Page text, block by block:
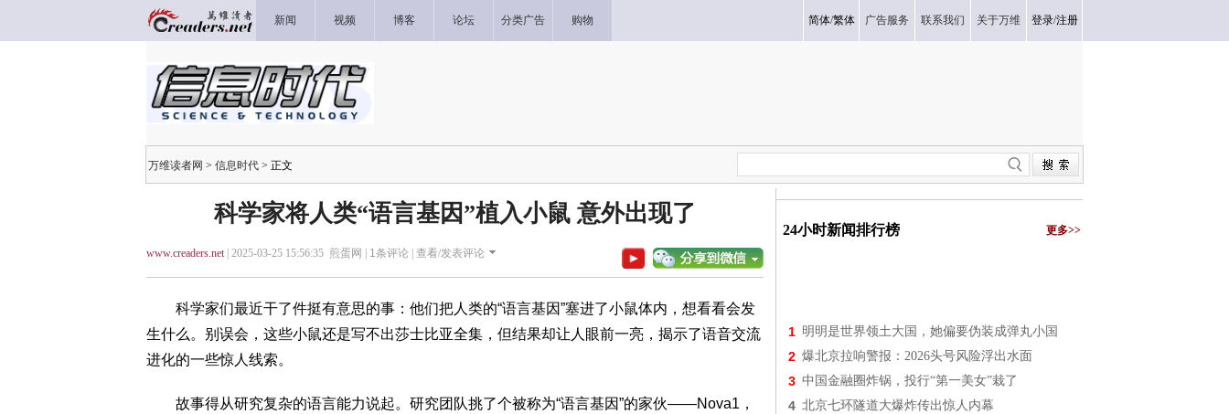
新闻 视频 博客 论坛 分类广告 购物 简体/繁体 广告服务 联系我们 关于万维 登录/注册
万维读者网 > 信息时代 > 正文
科学家将人类“语言基因”植入小鼠 意外出现了
www.creaders.net| 2025-03-25 15:56:35 煎蛋网 | 1条评论 | 查看/发表评论
科学家们最近干了件挺有意思的事：他们把人类的“语言基因”塞进了小鼠体内，想看看会发
生什么。别误会，这些小鼠还是写不出莎士比亚全集，但结果却让人眼前一亮，揭示了语音交流
进化的一些惊人线索。
故事得从研究复杂的语言能力说起。研究团队挑了个被称为“语言基因”的家伙——Nova1，
24小时新闻排行榜 更多>>
1 明明是世界领土大国，她偏要伪装成弹丸小国
2 爆北京拉响警报：2026头号风险浮出水面
3 中国金融圈炸锅，投行“第一美女”栽了
4 北京七环隧道大爆炸传出惊人内幕